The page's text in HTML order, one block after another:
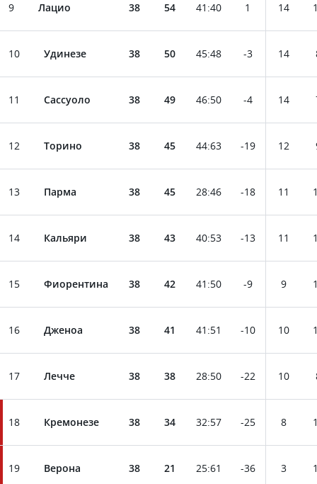
9 Лацио 38 54 41 :40 1 14
10 Удинезе 38 50 45:48 -3 14
11 Сассуоло 38 49 46:50 -4 14
12 Торино 38 45 44:63 -19 12
13 Парма 38 45 28:46 -18 11
14 Кальяри 38 43 40:53 -13 11
15 Фиорентина 38 42 41 :50 -9 9
16 Дженоа 38 41 41 :51 -10 10
17 Лечче 38 38 28:50 -22 10
18 Кремонезе 38 34 32:57 -25 8
19 Верона 38 21 25:61 -36 3